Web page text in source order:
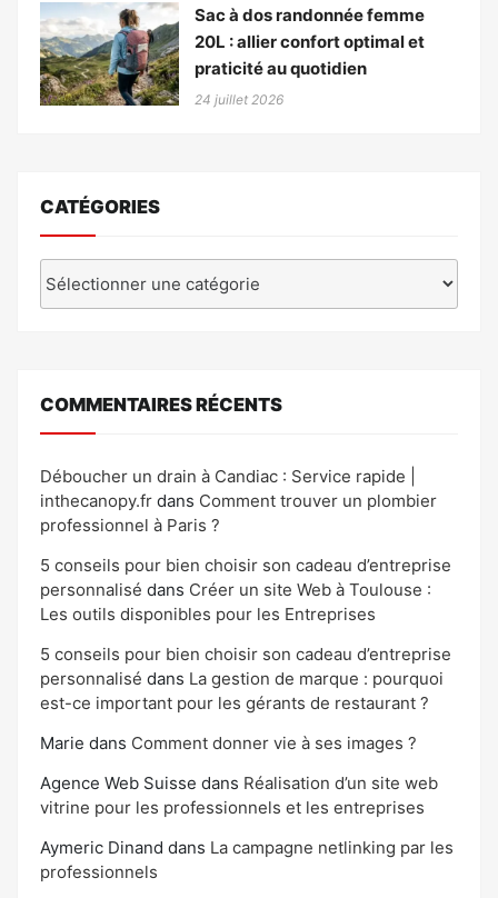
Sac à dos randonnée femme
20L : allier confort optimal et
praticité au quotidien
24 juillet 2026
CATÉGORIES
COMMENTAIRES RÉCENTS
Déboucher un drain à Candiac : Service rapide |
inthecanopy.fr dans Comment trouver un plombier
professionnel à Paris ?
5 conseils pour bien choisir son cadeau d’entreprise
personnalisé dans Créer un site Web à Toulouse :
Les outils disponibles pour les Entreprises
5 conseils pour bien choisir son cadeau d’entreprise
personnalisé dans La gestion de marque : pourquoi
est-ce important pour les gérants de restaurant ?
Marie dans Comment donner vie à ses images ?
Agence Web Suisse dans Réalisation d’un site web
vitrine pour les professionnels et les entreprises
Aymeric Dinand dans La campagne netlinking par les
professionnels